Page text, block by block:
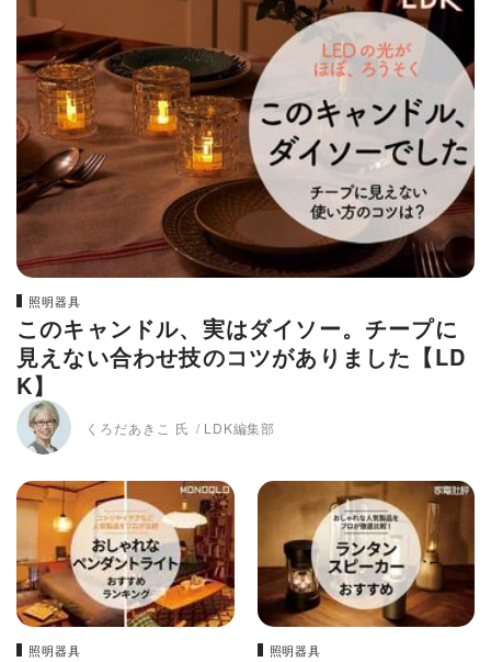
照明器具
このキャンドル、実はダイソー。チープに
見えない合わせ技のコツがありました【LD
K】
くろだあきこ 氏 LDK編集部
照明器具 照明器具